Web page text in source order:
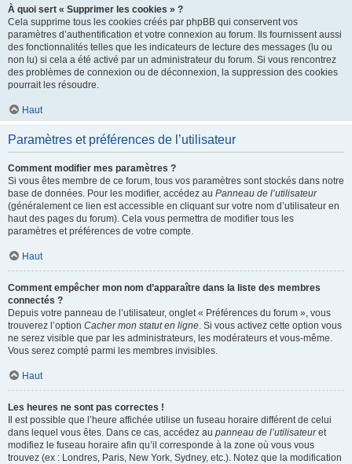
À quoi sert « Supprimer les cookies » ?
Cela supprime tous les cookies créés par phpBB qui conservent vos
paramètres d’authentification et votre connexion au forum. Ils fournissent aussi
des fonctionnalités telles que les indicateurs de lecture des messages (lu ou
non lu) si cela a été activé par un administrateur du forum. Si vous rencontrez
des problèmes de connexion ou de déconnexion, la suppression des cookies
pourrait les résoudre.
Haut
Paramètres et préférences de l’utilisateur
Comment modifier mes paramètres ?
Si vous êtes membre de ce forum, tous vos paramètres sont stockés dans notre
base de données. Pour les modifier, accédez au Panneau de l’utilisateur
(généralement ce lien est accessible en cliquant sur votre nom d’utilisateur en
haut des pages du forum). Cela vous permettra de modifier tous les
paramètres et préférences de votre compte.
Haut
Comment empêcher mon nom d’apparaître dans la liste des membres
connectés ?
Depuis votre panneau de l’utilisateur, onglet « Préférences du forum », vous
trouverez l’option Cacher mon statut en ligne. Si vous activez cette option vous
ne serez visible que par les administrateurs, les modérateurs et vous-même.
Vous serez compté parmi les membres invisibles.
Haut
Les heures ne sont pas correctes !
Il est possible que l’heure affichée utilise un fuseau horaire différent de celui
dans lequel vous êtes. Dans ce cas, accédez au panneau de l’utilisateuret
modifiez le fuseau horaire afin qu’il corresponde à la zone où vous vous
trouvez (ex : Londres, Paris, New York, Sydney, etc.). Notez que la modification